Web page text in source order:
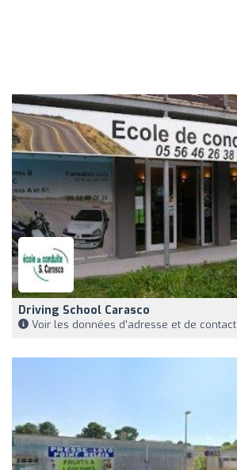
Driving School Carasco
Voir les données d'adresse et de contact